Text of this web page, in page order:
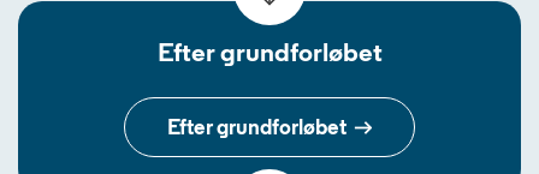
Efter grundforløbet
Efter grundforløbet